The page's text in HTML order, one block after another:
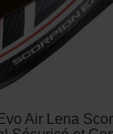
Air Lena